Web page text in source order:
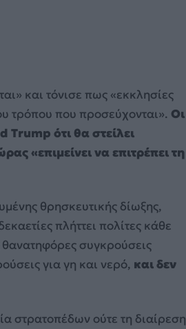
και τόνισε πως «εκκλησίες
τρόπου που προσεύχονται». Οι
Trump ότι θα στείλει
«επιμείνει να επιτρέπει τη
θρησκευτικής δίωξης,
πλήττει πολίτες κάθε
θανατηφόρες συγκρούσεις
για γη και νερό, και δεν
στρατοπέδων ούτε τη διαίρεση